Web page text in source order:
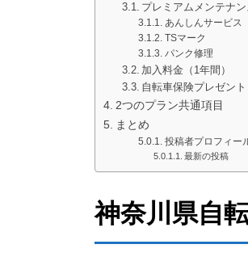
プレミアムメンテナ
あんしんサービス
TSマーク
パンク修理
加入料金（1年間）
自転車保険プレゼント
2つのプラン共通項目
まとめ
投稿者プロフィー
最新の投稿
神奈川県自